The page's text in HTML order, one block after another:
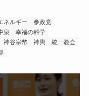
ネルギー
参政党
泉
幸福の科学
神谷宗幣 神輿
統一教会